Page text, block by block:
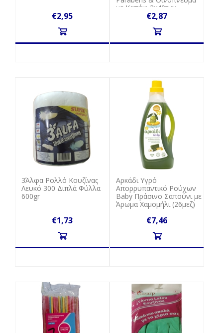
€2,95
με Καπάκι 3x40τμχ
€2,87
3Άλφα Ρολλό Κουζίνας
Λευκό 300 Διπλά Φύλλα
600gr
€1,73
Αρκάδι Υγρό
Απορρυπαντικό Ρούχων
Baby Πράσινο Σαπούνι με
Άρωμα Χαμομήλι (26μεζ)
€7,46